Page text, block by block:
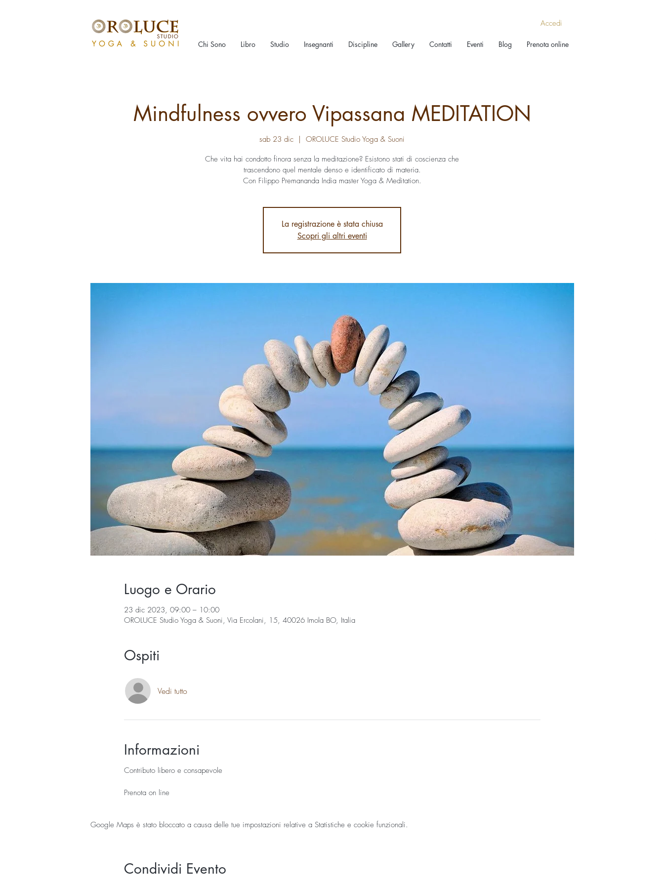
Chi Sono Libro Studio Insegnanti Discipline Gallery Contatti Eventi Blog Prenota online
Accedi
Mindfulness ovvero Vipassana MEDITATION
sab 23 dic
  |
OROLUCE Studio Yoga & Suoni
Che vita hai condotto finora senza la meditazione? Esistono stati di coscienza che
trascendono quel mentale denso e identificato di materia.
Con Filippo Premananda India master Yoga & Meditation.
La registrazione è stata chiusa
Scopri gli altri eventi
Luogo e Orario
23 dic 2023, 09:00 – 10:00
OROLUCE Studio Yoga & Suoni, Via Ercolani, 15, 40026 Imola BO, Italia
Ospiti
Vedi tutto
Informazioni
Contributo libero e consapevole
Prenota on line
Google Maps è stato bloccato a causa delle tue impostazioni relative a Statistiche e cookie funzionali.
Condividi Evento